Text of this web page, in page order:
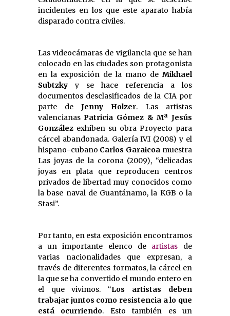
incidentes en los que este aparato había
disparado contra civiles.
Las videocámaras de vigilancia que se han
colocado en las ciudades son protagonista
en la exposición de la mano de Mikhael
Subtzky y se hace referencia a los
documentos desclasificados de la CIA por
parte de Jenny Holzer. Las artistas
valencianas Patricia Gómez & Mª Jesús
González exhiben su obra Proyecto para
cárcel abandonada. Galería IV.I (2008) y el
hispano-cubano Carlos Garaicoa muestra
Las joyas de la corona (2009), “delicadas
joyas en plata que reproducen centros
privados de libertad muy conocidos como
la base naval de Guantánamo, la KGB o la
Stasi”.
Por tanto, en esta exposición encontramos
a un importante elenco de artistas de
varias nacionalidades que expresan, a
través de diferentes formatos, la cárcel en
la que se ha convertido el mundo entero en
el que vivimos. “Los artistas deben
trabajar juntos como resistencia a lo que
está ocurriendo. Esto también es un